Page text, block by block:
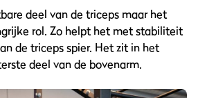
deel van de triceps maar het
rol. Zo helpt het met stabiliteit
de triceps spier. Het zit in het
deel van de bovenarm.